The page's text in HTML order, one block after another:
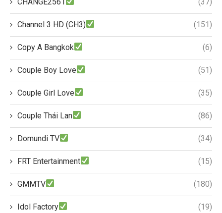
Channel 3 HD (CH3) (151)
Copy A Bangkok (6)
Couple Boy Love (51)
Couple Girl Love (35)
Couple Thái Lan (86)
Domundi TV (34)
FRT Entertainment (15)
GMMTV (180)
Idol Factory (19)